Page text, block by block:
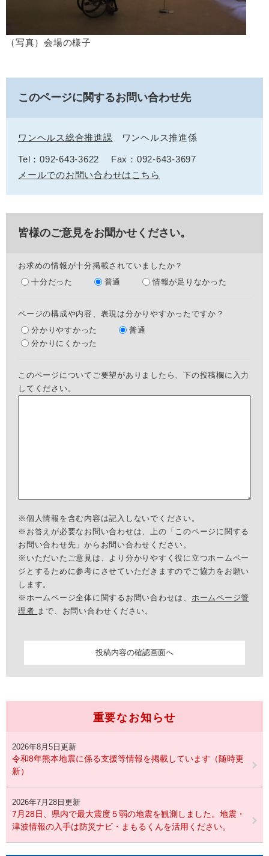
（写真）会場の様子
このページに関するお問い合わせ先
ワンヘルス総合推進課 ワンヘルス推進係
Tel：092-643-3622
Fax：092-643-3697
メールでのお問い合わせはこちら
皆様のご意見をお聞かせください。
お求めの情報が十分掲載されていましたか？
十分だった
普通 情報が足りなかった
ページの構成や内容、表現は分かりやすかったですか？
分かりやすかった
普通
分かりにくかった
このページについてご要望がありましたら、下の投稿欄に入力
してください。
※個人情報を含む内容は記入しないでください。
※お答えが必要なお問い合わせは、上の「このページに関する
お問い合わせ先」からお問い合わせください。
※いただいたご意見は、より分かりやすく役に立つホームペー
ジとするために参考にさせていただきますのでご協力をお願い
します。
※ホームページ全体に関するお問い合わせは、 ホームページ管
理者 まで、お問い合わせください。
重要なお知らせ
2026年8月5日更新
令和8年熊本地震に係る支援等情報を掲載しています（随時更
新）
2026年7月28日更新
7月28日、県内で最大震度５弱の地震を観測しました。地震・
津波情報の入手は防災ナビ・まもるくんを活用ください。